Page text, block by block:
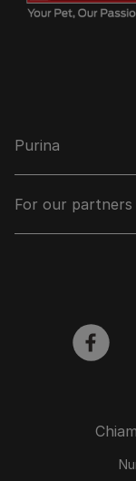
Purina
For our partners